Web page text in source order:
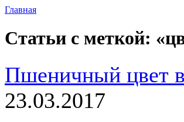
Главная
Статьи с меткой:
Пшеничный цвет
23.03.2017